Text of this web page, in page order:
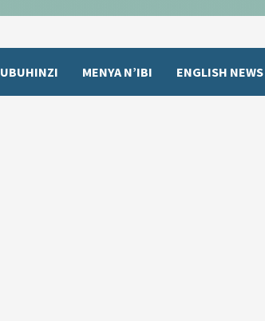
UBUHINZI MENYA N’IBI ENGLISH NEWS